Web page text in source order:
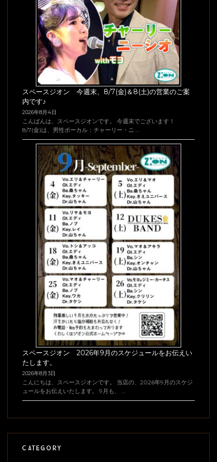
スペースジオン 今週末、8/7(金)＆8(土)の営業のご案
内です♪
2026年8月4日
こんばんは、スペースジオンです。 今週末でございます！
8/7(金)は、男性ボーカル：チャーリー・ニ …
スペースジオン 2026年9月のスケジュールをお伝えい
たします。
2026年8月3日
こんにちは、スペースジオンです。 当店の、2026年9月のスケジ
ュールをお伝えいたします。 9月も、 …
CATEGORY